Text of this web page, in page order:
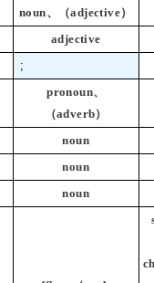
noun、（adjective）
adjective
;
pronoun、
（adverb）
noun
noun
noun